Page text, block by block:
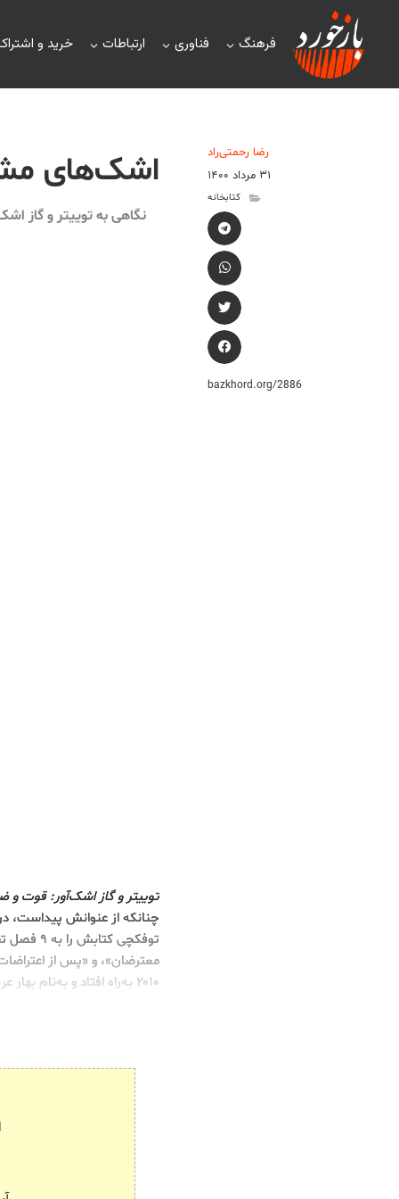
فرهنگ فناوری ارتباطات خرید و
رضا رحمتی‌راد
۳۱ مرداد ۱۴۰۰
کتابخانه
bazkhord.org/2886
اشک‌های
نگاهی به توییتر و گاز
توییتر و گاز اشک‌آور: قوت
چنانکه از عنوانش
معترضان»، و «پس از
۲۰۱۰ به‌راه افتاد و به‌نام بهار عربی شهرت یافت.